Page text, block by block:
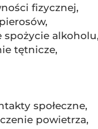
fizycznej,
spożycie alkoholu,
tętnicze,
społeczne,
powietrza,